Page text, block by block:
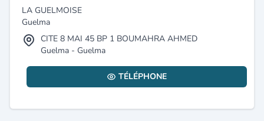
LA GUELMOISE
Guelma
CITE 8 MAI 45 BP 1 BOUMAHRA AHMED
Guelma - Guelma
TÉLÉPHONE